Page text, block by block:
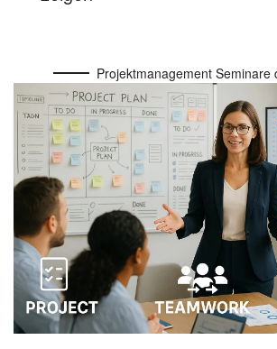
Projektmanagement Seminare